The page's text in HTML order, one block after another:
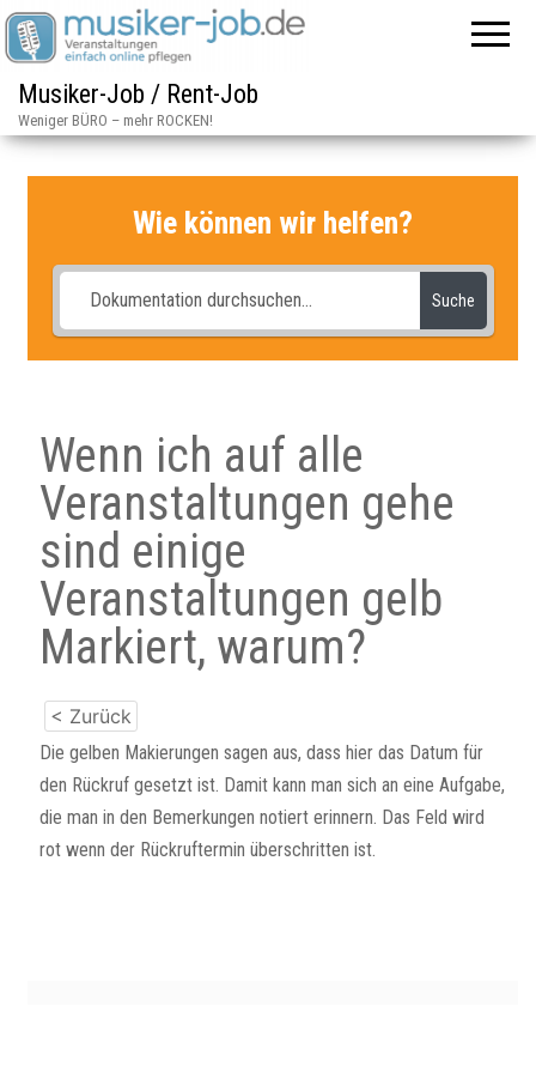
Musiker-Job / Rent-Job
Weniger BÜRO – mehr ROCKEN!
Wie können wir helfen?
Suche
Wenn ich auf alle
Veranstaltungen gehe
sind einige
Veranstaltungen gelb
Markiert, warum?
< Zurück
Die gelben Makierungen sagen aus, dass hier das Datum für
den Rückruf gesetzt ist. Damit kann man sich an eine Aufgabe,
die man in den Bemerkungen notiert erinnern. Das Feld wird
rot wenn der Rückruftermin überschritten ist.